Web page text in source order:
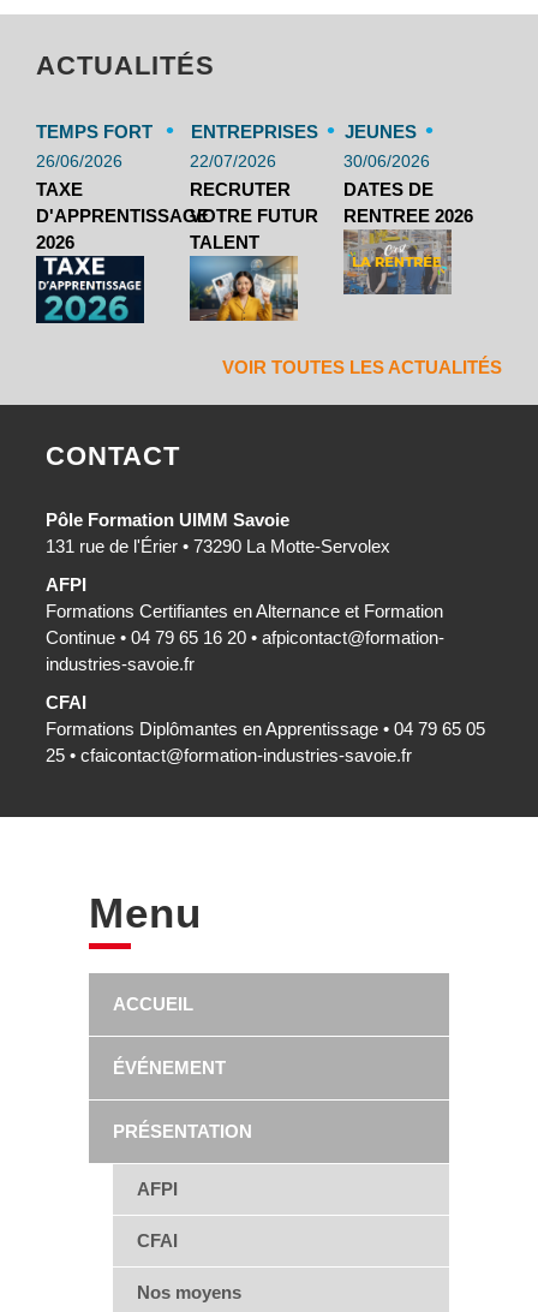
ACTUALITÉS
TEMPS FORT •
26/06/2026
TAXE
D'APPRENTISSAGE
2026
ENTREPRISES •
22/07/2026
RECRUTER
VOTRE FUTUR
TALENT
JEUNES •
30/06/2026
DATES DE
RENTREE 2026
VOIR TOUTES LES ACTUALITÉS
CONTACT
Pôle Formation UIMM Savoie
131 rue de l'Érier • 73290 La Motte-Servolex
AFPI
Formations Certifiantes en Alternance et Formation
Continue • 04 79 65 16 20 • afpicontact@formation-
industries-savoie.fr
CFAI
Formations Diplômantes en Apprentissage • 04 79 65 05
25 • cfaicontact@formation-industries-savoie.fr
Menu
ACCUEIL
ÉVÉNEMENT
PRÉSENTATION
AFPI
CFAI
Nos moyens